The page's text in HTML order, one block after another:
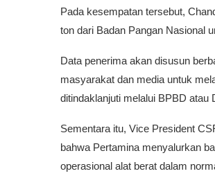
Pada kesempatan tersebut,
ton dari Badan Pangan Nasional
Data penerima akan disusun
masyarakat dan media untuk
ditindaklanjuti melalui BPBD atau
Sementara itu, Vice President
bahwa Pertamina menyalurkan
operasional alat berat dalam